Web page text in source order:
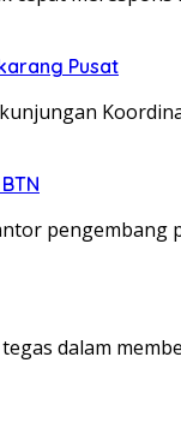
Pusat
pengembang
dalam